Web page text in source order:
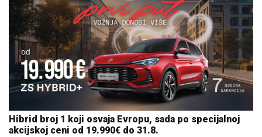
Hibrid broj 1 koji osvaja Evropu, sada po specijalnoj
akcijskoj ceni od 19.990€ do 31.8.